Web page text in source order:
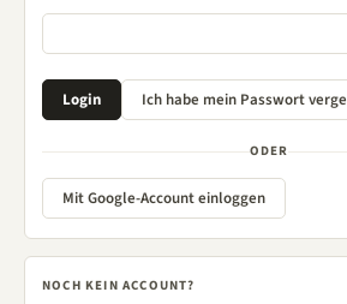
ODER
Mit Google-Account einloggen
NOCH KEIN ACCOUNT?